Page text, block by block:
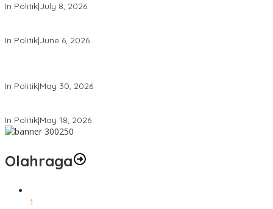
In Politik|July 8, 2026
In Politik|June 6, 2026
In Politik|May 30, 2026
In Politik|May 18, 2026
Olahraga
1